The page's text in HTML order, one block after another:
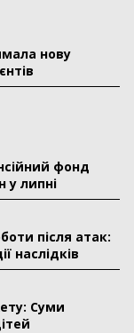
нову
фонд
у липні
після атак:
наслідків
Суми